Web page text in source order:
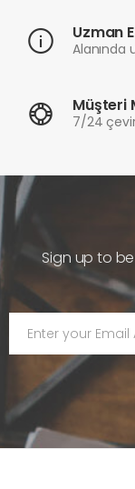
Uzman
Alanında
Müşteri
7/24
Sign up to